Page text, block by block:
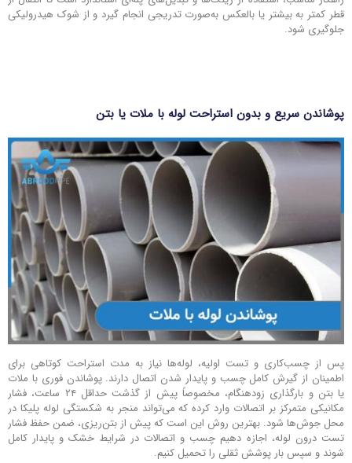
قطر کمتر به بیشتر یا بالعکس به‌صورت تدریجی انجام گیرد و از شوک هیدرولیکی
جلوگیری شود.
پوشاندن سریع و بدون استراحت لوله با ملات یا بتن
پس از چسب‌کاری و تست اولیه، لوله‌ها نیاز به مدت استراحت کوتاهی برای
اطمینان از گیرش کامل چسب و پایدار شدن اتصال دارند. پوشاندن فوری با ملات
یا بتن و بارگذاری زودهنگام، مخصوصاً پیش از گذشت حداقل ۲۴ ساعت، فشار
مکانیکی متمرکز بر اتصالات وارد کرده که می‌تواند منجر به شکستگی لوله پلیکا در
محل جوش‌ها شود. بهترین روش این است که پیش از بتن‌‌ریزی، ضمن حفظ فشار
تست درون لوله، اجازه دهیم چسب و اتصالات در شرایط خشک و پایدار کامل
شوند و سپس بار پوشش ثقلی را تحمیل کنیم.